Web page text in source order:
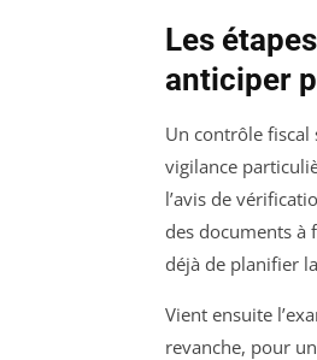
Les
anticiper
Un contrôle fiscal
vigilance
l’avis de
des documents à
déjà de planifier
Vient ensuite
revanche, pour